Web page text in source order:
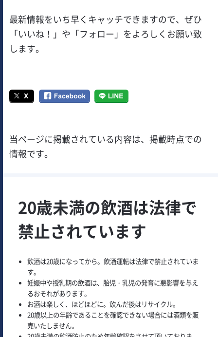
最新情報をいち早くキャッチできますので、ぜひ
「いいね！」や「フォロー」をよろしくお願い致
します。
当ページに掲載されている内容は、掲載時点での
情報です。
20歳未満の飲酒は法律で
禁止されています
飲酒は20歳になってから。飲酒運転は法律で禁止されていま
す。
妊娠中や授乳期の飲酒は、胎児・乳児の発育に悪影響を与え
るおそれがあります。
お酒は楽しく、ほどほどに。飲んだ後はリサイクル。
20歳以上の年齢であることを確認できない場合には酒類を販
売いたしません。